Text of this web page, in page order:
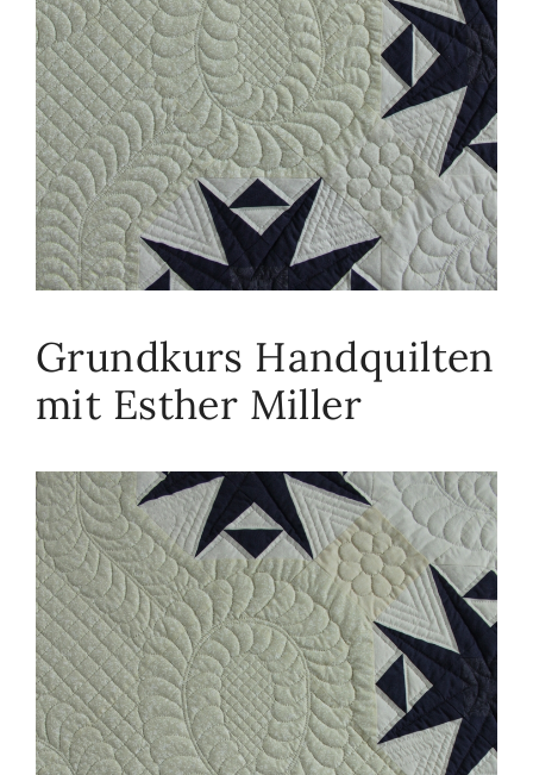
Grundkurs Handquilten
mit Esther Miller